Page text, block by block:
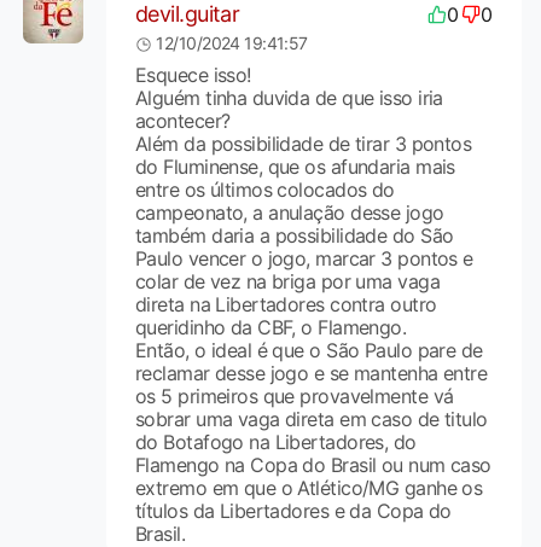
devil.guitar 0 0
12/10/2024 19:41:57
Esquece isso!
Alguém tinha duvida de que isso iria
acontecer?
Além da possibilidade de tirar 3 pontos
do Fluminense, que os afundaria mais
entre os últimos colocados do
campeonato, a anulação desse jogo
também daria a possibilidade do São
Paulo vencer o jogo, marcar 3 pontos e
colar de vez na briga por uma vaga
direta na Libertadores contra outro
queridinho da CBF, o Flamengo.
Então, o ideal é que o São Paulo pare de
reclamar desse jogo e se mantenha entre
os 5 primeiros que provavelmente vá
sobrar uma vaga direta em caso de titulo
do Botafogo na Libertadores, do
Flamengo na Copa do Brasil ou num caso
extremo em que o Atlético/MG ganhe os
títulos da Libertadores e da Copa do
Brasil.